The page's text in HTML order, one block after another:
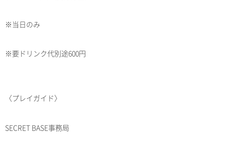
※当日のみ
※要ドリンク代別途600円
〈プレイガイド〉
SECRET BASE事務局